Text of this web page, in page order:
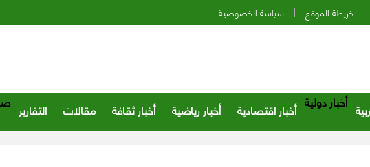
خريطة الموقع سياسة الخصوصية
أخبار دولية أخبار اقتصادية أخبار رياضية أخبار ثقافة مقالات التقارير